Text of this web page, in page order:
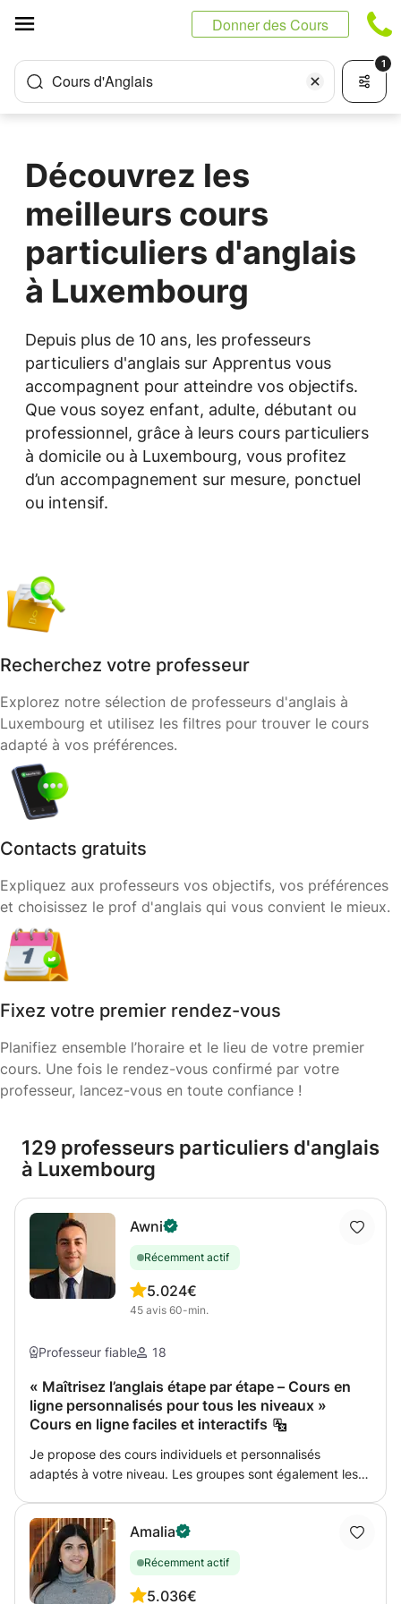
Donner des Cours
Cours d'Anglais
1
Découvrez les
meilleurs cours
particuliers d'anglais
à Luxembourg
Depuis plus de 10 ans, les professeurs
particuliers d'anglais sur Apprentus vous
accompagnent pour atteindre vos objectifs.
Que vous soyez enfant, adulte, débutant ou
professionnel, grâce à leurs cours particuliers
à domicile ou à Luxembourg, vous profitez
d’un accompagnement sur mesure, ponctuel
ou intensif.
Recherchez votre professeur
Explorez notre sélection de professeurs d'anglais à
Luxembourg et utilisez les filtres pour trouver le cours
adapté à vos préférences.
Contacts gratuits
Expliquez aux professeurs vos objectifs, vos préférences
et choisissez le prof d'anglais qui vous convient le mieux.
Fixez votre premier rendez-vous
Planifiez ensemble l’horaire et le lieu de votre premier
cours. Une fois le rendez-vous confirmé par votre
professeur, lancez-vous en toute confiance !
129 professeurs particuliers d'anglais
à Luxembourg
Awni
Récemment actif
5.0
45 avis
24€
60-min.
Professeur fiable 18
« Maîtrisez l’anglais étape par étape – Cours en
ligne personnalisés pour tous les niveaux »
Cours en ligne faciles et interactifs
Je propose des cours individuels et personnalisés
adaptés à votre niveau. Les groupes sont également les
objectifs : grammaire, conversation, vocabulaire et
culture. Ma méthode vous guidera étape par étape pour
atteindre votre objectif ! Je suis dynamique, facile à vivre
et pleine d'énergie ! Tout le matériel vous sera fourni par
Amalia
Récemment actif
5.036€